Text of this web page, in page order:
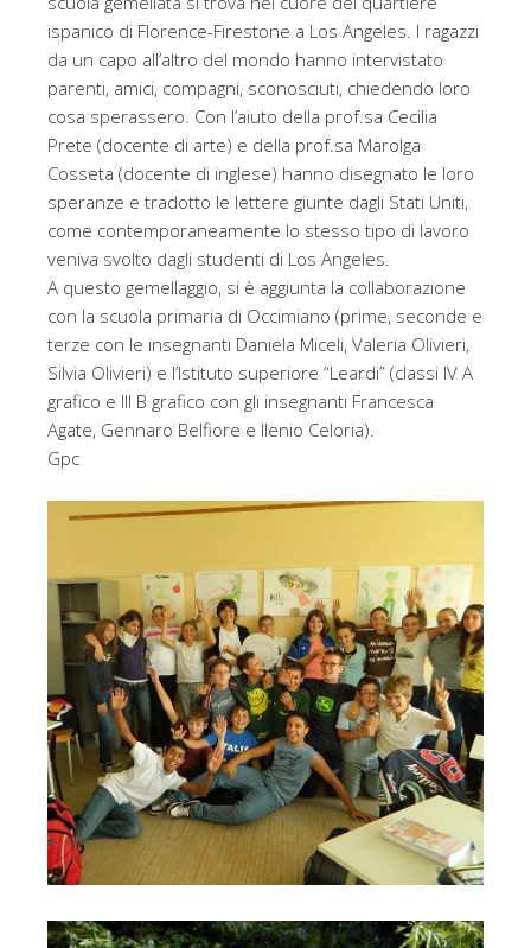
ispanico di Florence-Firestone a Los Angeles. I ragazzi
da un capo all’altro del mondo hanno intervistato
parenti, amici, compagni, sconosciuti, chiedendo loro
cosa sperassero. Con l’aiuto della prof.sa Cecilia
Prete (docente di arte) e della prof.sa Marolga
Cosseta (docente di inglese) hanno disegnato le loro
speranze e tradotto le lettere giunte dagli Stati Uniti,
come contemporaneamente lo stesso tipo di lavoro
veniva svolto dagli studenti di Los Angeles.
A questo gemellaggio, si è aggiunta la collaborazione
con la scuola primaria di Occimiano (prime, seconde e
terze con le insegnanti Daniela Miceli, Valeria Olivieri,
Silvia Olivieri) e l’Istituto superiore “Leardi” (classi IV A
grafico e III B grafico con gli insegnanti Francesca
Agate, Gennaro Belfiore e Ilenio Celoria).
Gpc